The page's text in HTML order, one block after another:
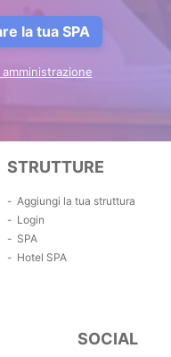
la tua SPA
STRUTTURE
Aggiungi la tua struttura
Login
SPA
Hotel SPA
SOCIAL